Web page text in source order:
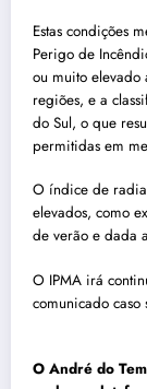
Estas condições
Perigo de
ou muito elevado
regiões, e a
do Sul, o que
permitidas em
O índice de
elevados, como
de verão e dada
O IPMA irá
comunicado caso
O André do